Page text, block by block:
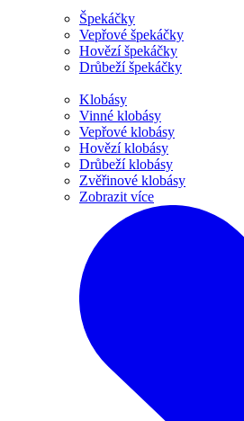
Špekáčky
Vepřové špekáčky
Hovězí špekáčky
Drůbeží špekáčky
Klobásy
Vinné klobásy
Vepřové klobásy
Hovězí klobásy
Drůbeží klobásy
Zvěřinové klobásy
Zobrazit více